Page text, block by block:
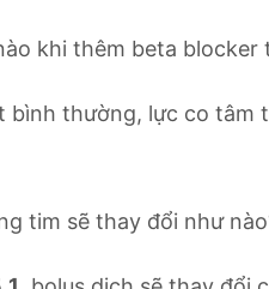
khi thêm beta blocker
thường, lực co tâm
tim sẽ thay đổi như